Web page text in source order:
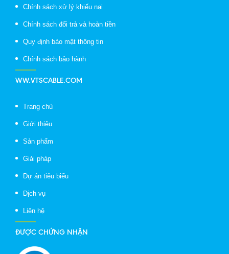
Chính sách xử lý khiếu nại
Chính sách đổi trả và hoàn tiền
Quy định bảo mật thông tin
Chính sách bảo hành
WW.VTSCABLE.COM
Trang chủ
Giới thiệu
Sản phẩm
Giải pháp
Dự án tiêu biểu
Dịch vụ
Liên hệ
ĐƯỢC CHỨNG NHẬN